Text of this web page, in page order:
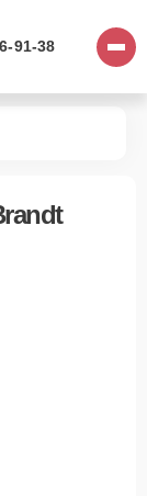
91-38